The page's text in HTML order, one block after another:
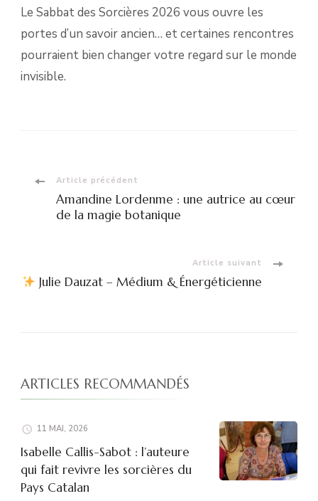
Le Sabbat des Sorcières 2026 vous ouvre les
portes d’un savoir ancien… et certaines rencontres
pourraient bien changer votre regard sur le monde
invisible.
Navigation
d'article
Article précédent
Amandine Lordenme : une autrice au cœur
de la magie botanique
Article suivant
Julie Dauzat – Médium & Énergéticienne
ARTICLES RECOMMANDÉS
11 MAI, 2026
Isabelle Callis-Sabot : l’auteure
qui fait revivre les sorcières du
Pays Catalan